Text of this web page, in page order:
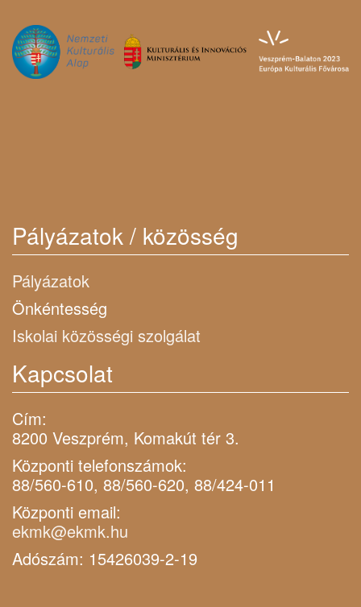
Pályázatok / közösség
Pályázatok
Önkéntesség
Iskolai közösségi szolgálat
Kapcsolat
Cím:
8200 Veszprém, Komakút tér 3.
Központi telefonszámok:
88/560-610, 88/560-620, 88/424-011
Központi email:
ekmk@ekmk.hu
Adószám: 15426039-2-19